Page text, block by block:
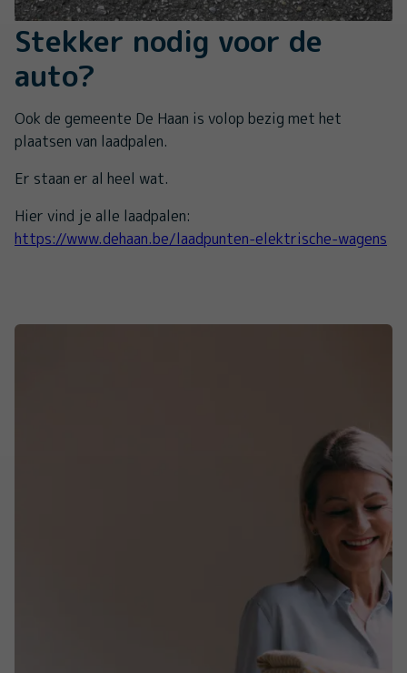
Stekker nodig voor de
auto?
Ook de gemeente De Haan is volop bezig met het
plaatsen van laadpalen.
Er staan er al heel wat.
Hier vind je alle laadpalen:
https://www.dehaan.be/laadpunten-elektrische-wagens